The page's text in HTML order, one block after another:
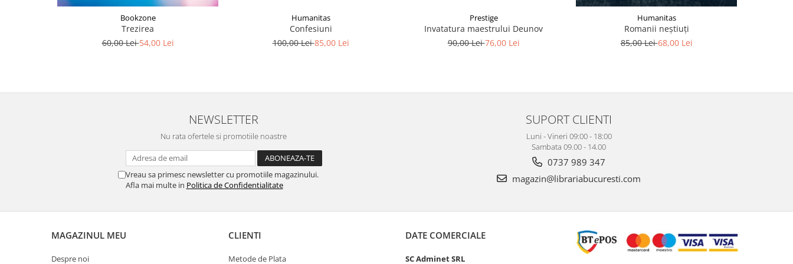
Bookzone
Trezirea
60,00 Lei54,00 Lei
Humanitas
Confesiuni
100,00 Lei85,00 Lei
Prestige
Invatatura maestrului Deunov
90,00 Lei76,00 Lei
Humanitas
Romanii neştiuţi
85,00 Lei68,00 Lei
NEWSLETTER
Nu rata ofertele si promotiile noastre
Vreau sa primesc newsletter cu promotiile magazinului.
Afla mai multe in Politica de Confidentialitate
SUPORT CLIENTI
Luni - Vineri 09:00 - 18:00
Sambata 09.00 - 14.00
0737 989 347
magazin@librariabucuresti.com
MAGAZINUL MEU
Despre noi
CLIENTI
Metode de Plata
DATE COMERCIALE
SC Adminet SRL